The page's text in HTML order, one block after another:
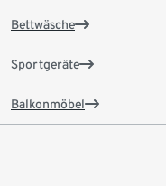
Bettwäsche
Sportgeräte
Balkonmöbel